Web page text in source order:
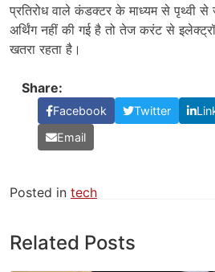
प्रतिरोध वाले कंडक्टर के माध्यम से पृथ्वी से
अर्थिंग नहीं की गई है तो तेज करंट से
खतरा रहता है।
Share:
Facebook Twitter
Email
Posted in tech
Related Posts